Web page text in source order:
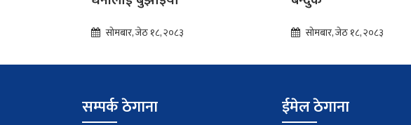
सोमबार, जेठ १८, २०८३ सोमबार, जेठ १८, २०८३
सम्पर्क ठेगाना ईमेल ठेगाना